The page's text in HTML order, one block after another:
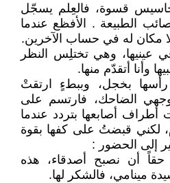
قسوة، فالعِلم يسجّل
الطبيعة . الأفظع عندما
مكان له في حساب الآخرين.
عينيها، وهي تختلِس النظر
وأنا أتقدّم منها.
بخجل، وببطءٍ ارتقتْ
وجهي الضاحك، فارتسم على
أصابعها بتردد عندما
لكني قبضتُ على كفها بقوة
إلى الحضور :
حقاً أن نصبح أصدقاء، هذه
مينامي، فالشكر لها.